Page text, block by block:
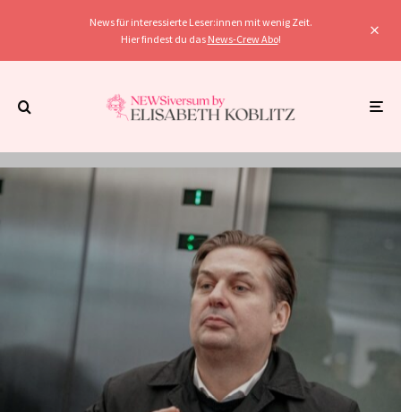
News für interessierte Leser:innen mit wenig Zeit.
Hier findest du das News-Crew Abo!